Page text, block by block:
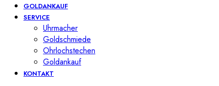
GOLDANKAUF
SERVICE
Uhrmacher
Goldschmiede
Ohrlochstechen
Goldankauf
KONTAKT